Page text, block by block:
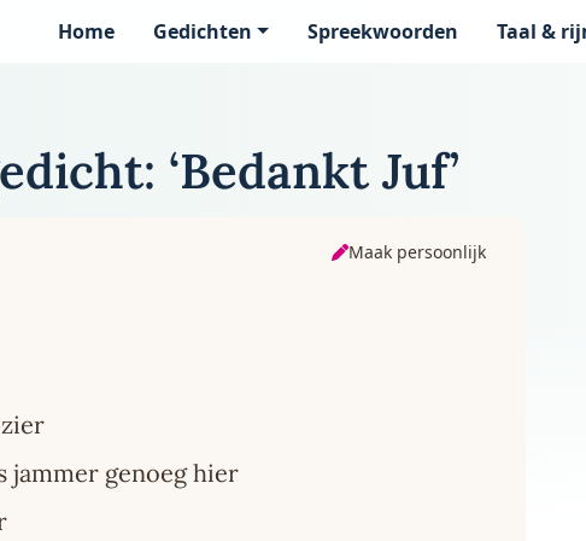
Home Gedichten Spreekwoorden Taal &
‘Bedankt Juf’
Maak persoonlijk
jammer genoeg hier